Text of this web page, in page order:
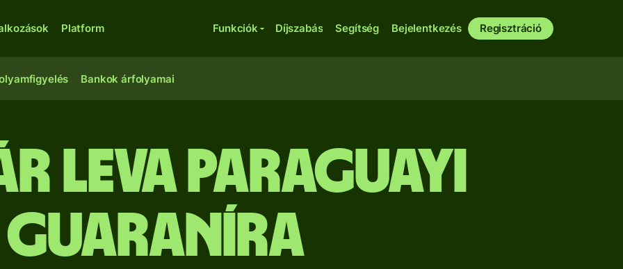
Platform Funkciók Díjszabás Segítség Bejelentkezés Regisztráció
Bankok árfolyamai
leva paraguayi
guaraníra